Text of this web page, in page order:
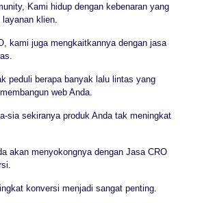
Kami hidup dengan kebenaran yang
klien.
kami juga mengkaitkannya dengan jasa
peduli berapa banyak lalu lintas yang
web Anda.
sia sekiranya produk Anda tak meningkat
akan menyokongnya dengan Jasa CRO
konversi menjadi sangat penting.